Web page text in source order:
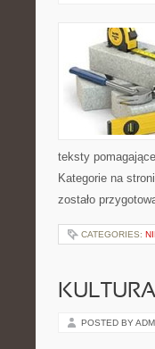
teksty
Kategorie na
zostało
CATEGORIES:
POSTED BY